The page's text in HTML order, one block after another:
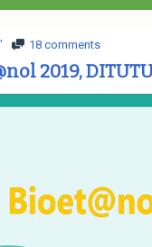
18 comments
2019,